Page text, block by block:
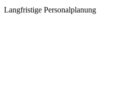
Langfristige Personalplanung